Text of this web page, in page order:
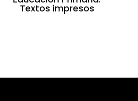
Textos impresos